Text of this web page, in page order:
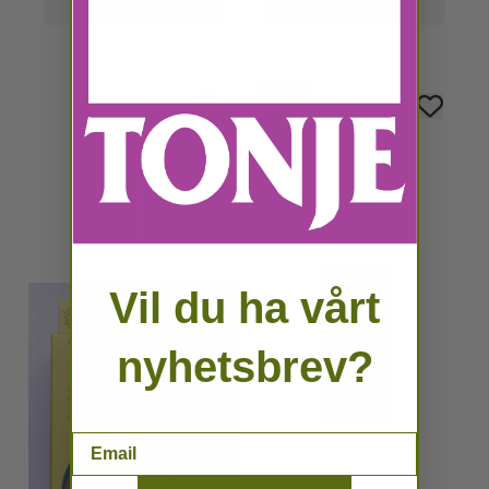
Vil du ha vårt
nyhetsbrev?